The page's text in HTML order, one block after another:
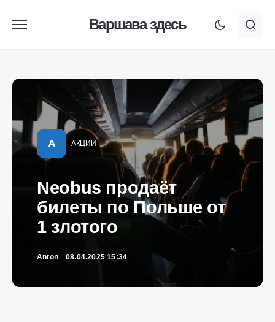
Варшава здесь
А АКЦИИ
Neobus продаёт
билеты по Польше от
1 злотого
Anton 08.04.2025 15:34